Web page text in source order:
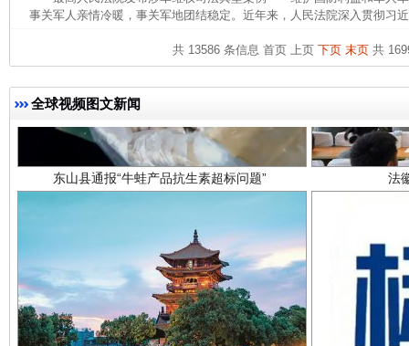
事关军人亲情冷暖，事关军地团结稳定。近年来，人民法院深入贯彻习
共 13586 条信息 首页 上页 下页 末页共
全球视频图文新闻
东山县通报“牛蛙产品抗生素超标问题”